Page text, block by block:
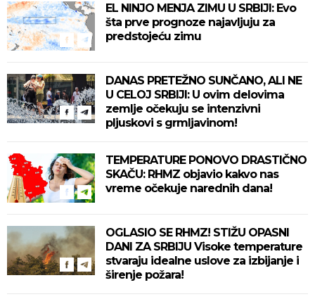
EL NINJO MENJA ZIMU U SRBIJI: Evo
šta prve prognoze najavljuju za
predstojeću zimu
DANAS PRETEŽNO SUNČANO, ALI NE
U CELOJ SRBIJI: U ovim delovima
zemlje očekuju se intenzivni
pljuskovi s grmljavinom!
TEMPERATURE PONOVO DRASTIČNO
SKAČU: RHMZ objavio kakvo nas
vreme očekuje narednih dana!
OGLASIO SE RHMZ! STIŽU OPASNI
DANI ZA SRBIJU Visoke temperature
stvaraju idealne uslove za izbijanje i
širenje požara!